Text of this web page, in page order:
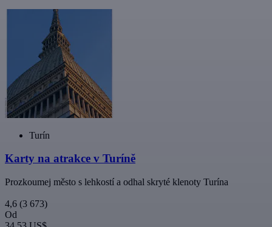
Turín
Karty na atrakce v Turíně
Prozkoumej město s lehkostí a odhal skryté klenoty Turína
4,6 (3 673)
Od